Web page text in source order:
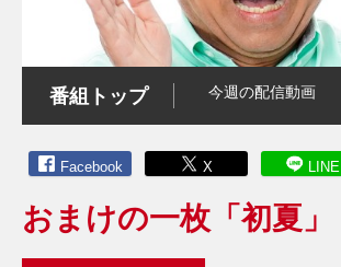
番組トップ 今週の配信動画
Facebook X LINE
おまけの一枚「初夏」